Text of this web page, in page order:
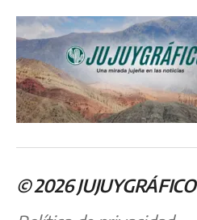
© 2026JUJUYGRÁFICO